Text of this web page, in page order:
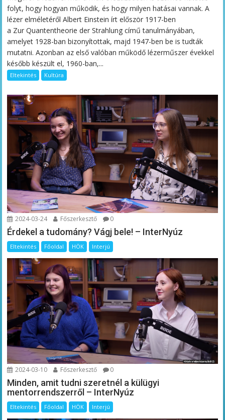
folyt, hogy hogyan működik, és hogy milyen hatásai vannak. A
lézer elméletéről Albert Einstein írt először 1917-ben
a Zur Quantentheorie der Strahlung című tanulmányában,
amelyet 1928-ban bizonyítottak, majd 1947-ben be is tudták
mutatni. Azonban az első valóban működő lézerműszer évekkel
később készült el, 1960-ban,...
Eltekintés Kultúra
2024-03-24 Főszerkesztő 0
Érdekel a tudomány? Vágj bele! – InterNyúz
Eltekintés Főoldal HÖK Interjú
2024-03-10 Főszerkesztő 0
Minden, amit tudni szeretnél a külügyi
mentorrendszerről – InterNyúz
Eltekintés Főoldal HÖK Interjú